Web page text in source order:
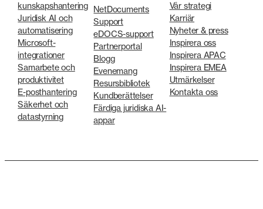
kunskapshantering
Juridisk AI och
automatisering
Microsoft-
integrationer
Samarbete och
produktivitet
E-posthantering
Säkerhet och
datastyrning
NetDocuments
Support
eDOCS-support
Partnerportal
Blogg
Evenemang
Resursbibliotek
Kundberättelser
Färdiga juridiska AI-
appar
Vår strategi
Karriär
Nyheter & press
Inspirera oss
Inspirera APAC
Inspirera EMEA
Utmärkelser
Kontakta oss